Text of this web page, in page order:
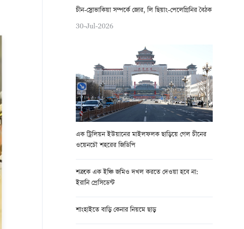
চীন-স্লোভাকিয়া সম্পর্কে জোর, লি ছিয়াং-পেলেগ্রিনির বৈঠক
30-Jul-2026
এক ট্রিলিয়ন ইউয়ানের মাইলফলক ছাড়িয়ে গেল চীনের
ওয়েনচৌ শহরের জিডিপি
শত্রুকে এক ইঞ্চি জমিও দখল করতে দেওয়া হবে না:
ইরানি প্রেসিডেন্ট
শাংহাইতে বাড়ি কেনার নিয়মে ছাড়